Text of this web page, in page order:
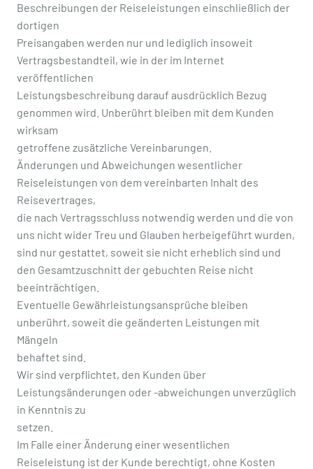
Beschreibungen der Reiseleistungen einschließlich der
dortigen
Preisangaben werden nur und lediglich insoweit
Vertragsbestandteil, wie in der im Internet
veröffentlichen
Leistungsbeschreibung darauf ausdrücklich Bezug
genommen wird. Unberührt bleiben mit dem Kunden
wirksam
getroffene zusätzliche Vereinbarungen.
Änderungen und Abweichungen wesentlicher
Reiseleistungen von dem vereinbarten Inhalt des
Reisevertrages,
die nach Vertragsschluss notwendig werden und die von
uns nicht wider Treu und Glauben herbeigeführt wurden,
sind nur gestattet, soweit sie nicht erheblich sind und
den Gesamtzuschnitt der gebuchten Reise nicht
beeinträchtigen.
Eventuelle Gewährleistungsansprüche bleiben
unberührt, soweit die geänderten Leistungen mit
Mängeln
behaftet sind.
Wir sind verpflichtet, den Kunden über
Leistungsänderungen oder -abweichungen unverzüglich
in Kenntnis zu
setzen.
Im Falle einer Änderung einer wesentlichen
Reiseleistung ist der Kunde berechtigt, ohne Kosten